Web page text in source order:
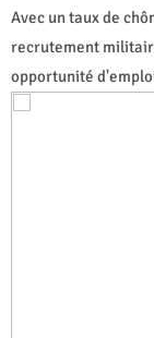
Avec un taux de
recrutement
opportunité